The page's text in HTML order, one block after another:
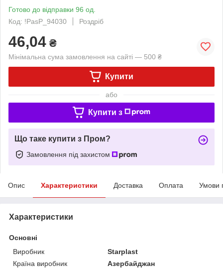
Готово до відправки 96 од.
Код: !PasP_94030
Роздріб
46,04 ₴
Мінімальна сума замовлення на сайті — 500 ₴
Купити
або
Купити з
Що таке купити з Пром?
Замовлення під захистом
Опис Характеристики Доставка Оплата Умови
Характеристики
Основні
Виробник
Starplast
Країна виробник
Азербайджан